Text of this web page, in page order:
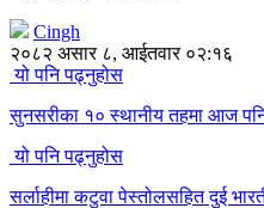
Cingh
२०८२ असार ८, आईतवार ०२:१६
यो पनि पढ्नुहोस
सुनसरीका १० स्थानीय तहमा आज
यो पनि पढ्नुहोस
सर्लाहीमा कटुवा पेस्तोलसहित दुई